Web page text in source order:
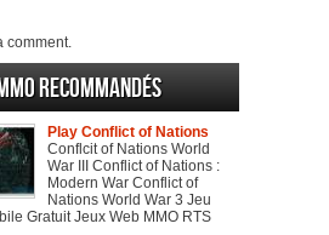
comment.
recommandés
Play Conflict of Nations
Conflcit of Nations World
War III Conflict of Nations :
Modern War Conflict of
Nations World War 3 Jeu
Gratuit Jeux Web MMO RTS